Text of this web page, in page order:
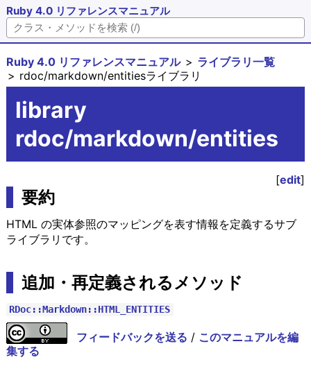
Ruby 4.0 リファレンスマニュアル
Ruby 4.0 リファレンスマニュアル
ライブラリ一覧
rdoc/markdown/entitiesライブラリ
library
rdoc/markdown/entities
[edit]
要約
HTML の実体参照のマッピングを表す情報を定義するサブ
ライブラリです。
追加・再定義されるメソッド
RDoc::Markdown::HTML_ENTITIES
フィードバックを送る / このマニュアルを編
集する